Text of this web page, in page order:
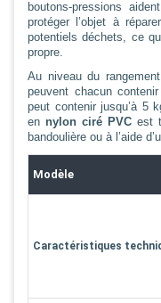
boutons-pressions
protéger l’objet à
potentiels déchets, ce
propre.
Au niveau du
peuvent chacun contenir
peut contenir jusqu’à 5
en nylon ciré PVC est
bandoulière ou à l’aide
Modèle
Caractéristiques